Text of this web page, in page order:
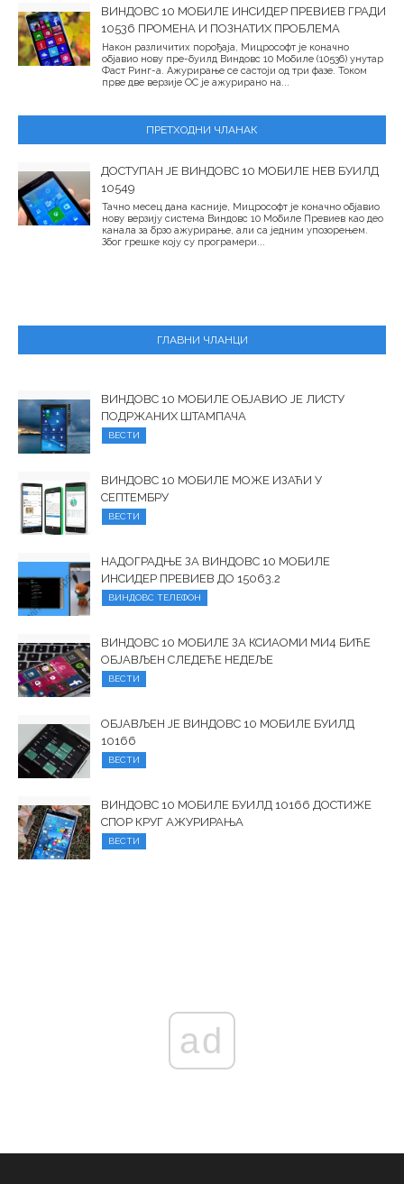
ВИНДОВС 10 МОБИЛЕ ИНСИДЕР ПРЕВИЕВ ГРАДИ
10536 ПРОМЕНА И ПОЗНАТИХ ПРОБЛЕМА
Након различитих порођаја, Мицрософт је коначно
објавио нову пре-буилд Виндовс 10 Мобиле (10536) унутар
Фаст Ринг-а. Ажурирање се састоји од три фазе. Током
прве две верзије ОС је ажурирано на...
ПРЕТХОДНИ ЧЛАНАК
ДОСТУПАН ЈЕ ВИНДОВС 10 МОБИЛЕ НЕВ БУИЛД
10549
Тачно месец дана касније, Мицрософт је коначно објавио
нову верзију система Виндовс 10 Мобиле Превиев као део
канала за брзо ажурирање, али са једним упозорењем.
Због грешке коју су програмери...
ГЛАВНИ ЧЛАНЦИ
ВИНДОВС 10 МОБИЛЕ ОБЈАВИО ЈЕ ЛИСТУ
ПОДРЖАНИХ ШТАМПАЧА
ВЕСТИ
ВИНДОВС 10 МОБИЛЕ МОЖЕ ИЗАЋИ У
СЕПТЕМБРУ
ВЕСТИ
НАДОГРАДЊЕ ЗА ВИНДОВС 10 МОБИЛЕ
ИНСИДЕР ПРЕВИЕВ ДО 15063.2
ВИНДОВС ТЕЛЕФОН
ВИНДОВС 10 МОБИЛЕ ЗА КСИАОМИ МИ4 БИЋЕ
ОБЈАВЉЕН СЛЕДЕЋЕ НЕДЕЉЕ
ВЕСТИ
ОБЈАВЉЕН ЈЕ ВИНДОВС 10 МОБИЛЕ БУИЛД
10166
ВЕСТИ
ВИНДОВС 10 МОБИЛЕ БУИЛД 10166 ДОСТИЖЕ
СПОР КРУГ АЖУРИРАЊА
ВЕСТИ
ad